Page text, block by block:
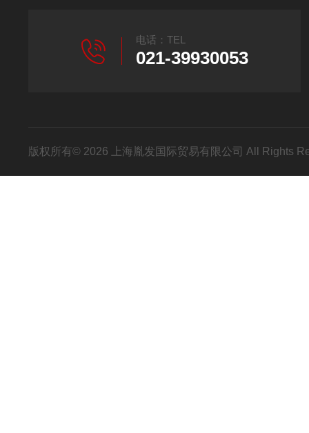
电话：TEL
021-39930053
版权所有© 2026 上海胤发国际贸易有限公司 All Rights